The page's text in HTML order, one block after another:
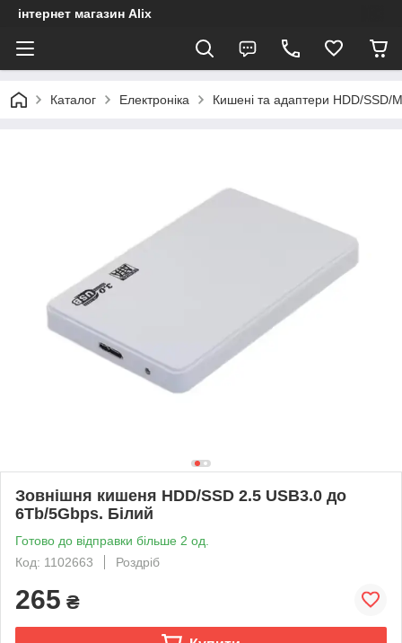
інтернет магазин Alix
Каталог Електроніка Кишені та адаптери HDD/SSD/
Зовнішня кишеня HDD/SSD 2.5 USB3.0 до
6Tb/5Gbps. Білий
Готово до відправки більше 2 од.
Код: 1102663
Роздріб
265 ₴